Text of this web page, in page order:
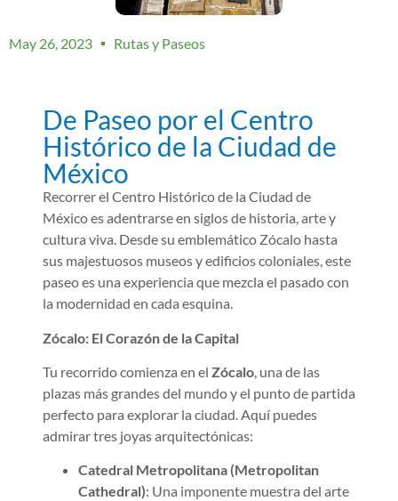
May 26, 2023 Rutas y Paseos
De Paseo por el Centro
Histórico de la Ciudad de
México
Recorrer el Centro Histórico de la Ciudad de
México es adentrarse en siglos de historia, arte y
cultura viva. Desde su emblemático Zócalo hasta
sus majestuosos museos y edificios coloniales, este
paseo es una experiencia que mezcla el pasado con
la modernidad en cada esquina.
Zócalo: El Corazón de la Capital
Tu recorrido comienza en el Zócalo, una de las
plazas más grandes del mundo y el punto de partida
perfecto para explorar la ciudad. Aquí puedes
admirar tres joyas arquitectónicas:
Catedral Metropolitana (Metropolitan
Cathedral): Una imponente muestra del arte